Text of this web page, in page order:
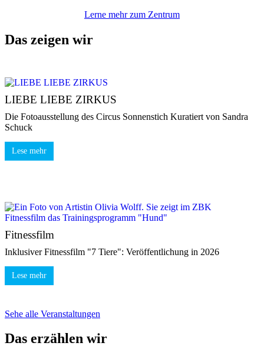
Lerne mehr zum Zentrum
Das zeigen wir
LIEBE LIEBE ZIRKUS
Die Fotoausstellung des Circus Sonnenstich Kuratiert von Sandra
Schuck
Lese mehr
Fitnessfilm
Inklusiver Fitnessfilm "7 Tiere": Veröffentlichung in 2026
Lese mehr
Sehe alle Veranstaltungen
Das erzählen wir